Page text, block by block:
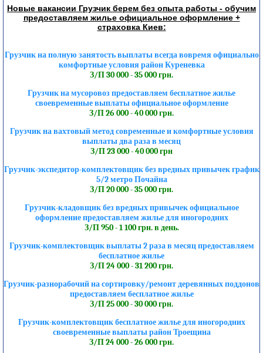
Новые вакансии Грузчик берем без опыта работы - обучим
предоставляем жилье официальное оформление +
страховка Киев:
Грузчик на полную занятость выплаты всегда вовремя официально
комфортные условия район Куреневка
З/П 30 000 - 35 000 грн.
Грузчик на мусоровоз предоставляем бесплатное жилье
своевременные выплаты официальное оформление
З/П 26 000 - 40 000 грн.
Грузчик на вахтовый метод современные и комфортные условия
выплаты два раза в месяц
З/П 23 000 - 40 000 грн
Грузчик-экспедитор-комплектовщик без вредных привычек график
5/2 метро Почайна
З/П 20 000 - 35 000 грн.
Грузчик-кладовщик без вредных привычек официальное
оформление предоставляем жилье для иногородних
З/П 950 - 1 100 грн. в день.
Грузчик-комплектовщик выплаты 2 раза в месяц предоставляем
бесплатное жилье
З/П 24 000 - 31 200 грн.
Грузчик-разнорабочий на сортировку/ремонт деревянных поддонов
предоставляем бесплатное жилье
З/П 25 000 - 30 000 грн.
Грузчик-комплектовщик бесплатное жилье для иногородних
своевременные выплаты район Троещина
З/П 24 000 - 26 000 грн.